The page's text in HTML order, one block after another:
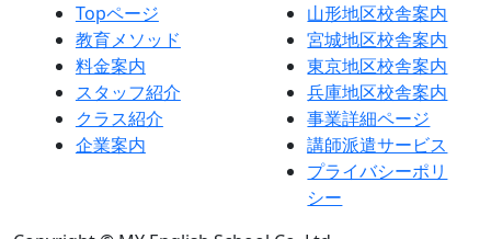
Topページ
教育メソッド
料金案内
スタッフ紹介
クラス紹介
企業案内
山形地区校舎案内
宮城地区校舎案内
東京地区校舎案内
兵庫地区校舎案内
事業詳細ページ
講師派遣サービス
プライバシーポリ
シー